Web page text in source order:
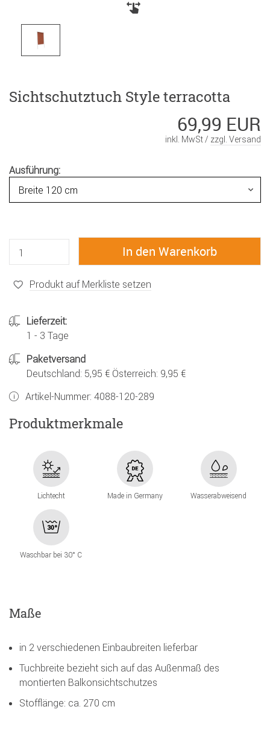
Sichtschutztuch Style terracotta
69,99 EUR
inkl. MwSt / zzgl. Versand
Ausführung:
Produkt auf Merkliste setzen
Lieferzeit:
1 - 3 Tage
Paketversand
Deutschland: 5,95 € Österreich: 9,95 €
Artikel-Nummer: 4088-120-289
Produktmerkmale
Lichtecht Made in Germany Wasserabweisend
Waschbar bei 30° C
Maße
in 2 verschiedenen Einbaubreiten lieferbar
Tuchbreite bezieht sich auf das Außenmaß des
montierten Balkonsichtschutzes
Stofflänge: ca. 270 cm